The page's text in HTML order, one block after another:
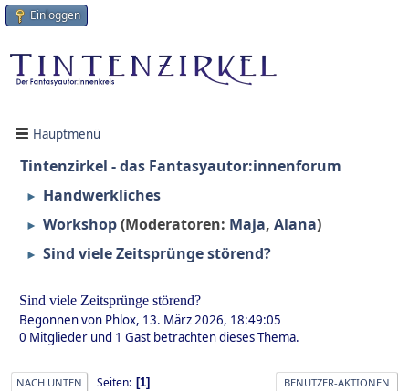
Einloggen
Hauptmenü
Tintenzirkel - das Fantasyautor:innenforum
► Handwerkliches
► Workshop(Moderatoren: Maja, Alana)
► Sind viele Zeitsprünge störend?
Sind viele Zeitsprünge störend?
Begonnen von Phlox, 13. März 2026, 18:49:05
0 Mitglieder und 1 Gast betrachten dieses Thema.
NACH UNTEN Seiten 1 BENUTZER-AKTIONEN